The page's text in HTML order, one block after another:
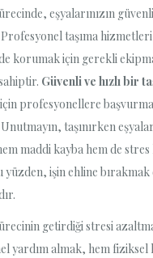
eşyalarınızın
taşıma
korumak için gerekli
Güvenli ve hızlı bir
için profesyonellere
taşınırken
maddi kayba hem de stres
yüzden, işin ehline bırakmak
getirdiği stresi
yardım almak, hem fiziksel